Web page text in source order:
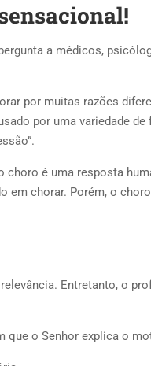
a médicos,
por muitas razões
por uma variedade
é uma resposta
em chorar. Porém, o
Entretanto, o
que o Senhor explica o